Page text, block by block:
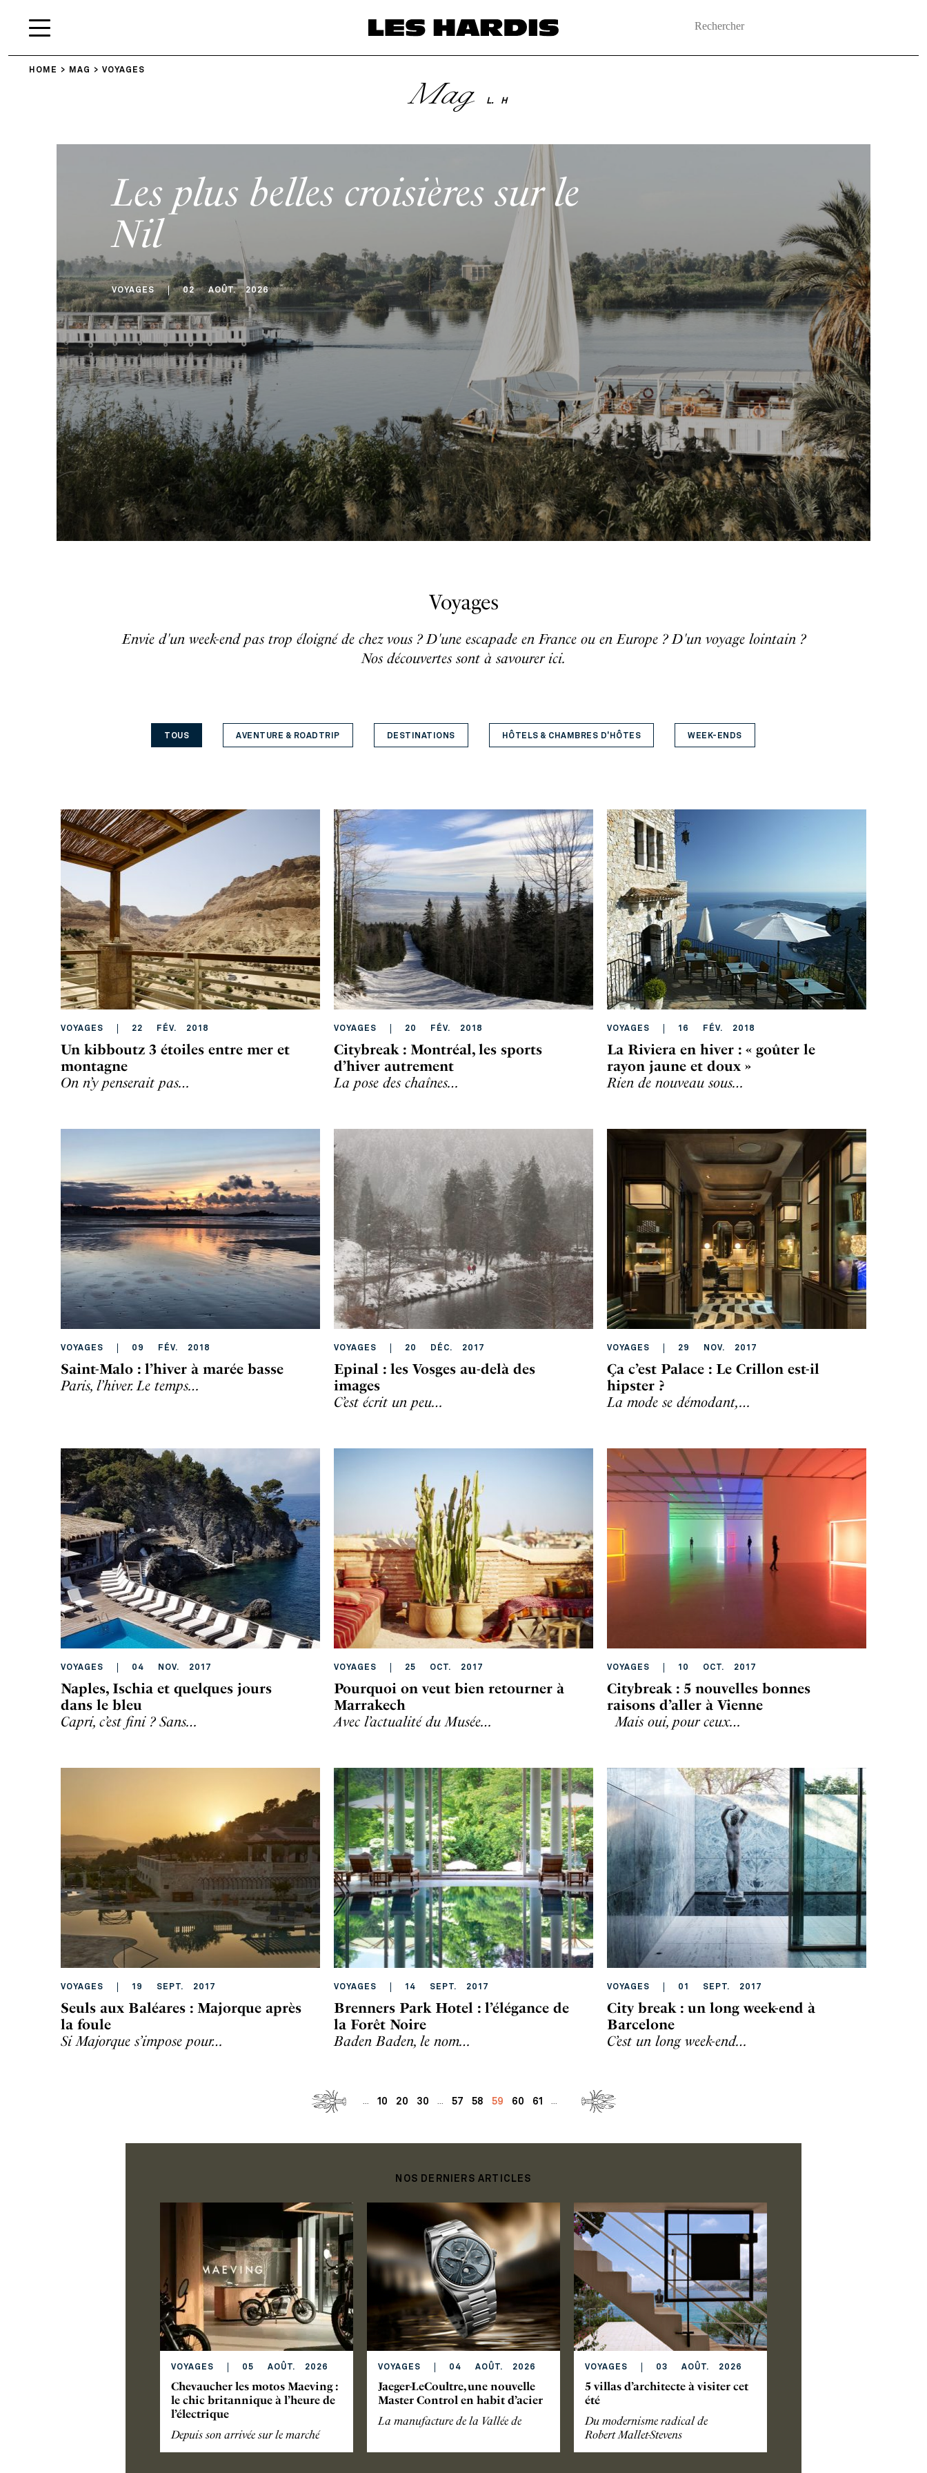
HOME MAG VOYAGES
Mag L. H
Les plus belles croisières sur le
Nil
VOYAGES 02 AOÛT. 2026
Voyages
Envie d'un week-end pas trop éloigné de chez vous ? D'une escapade en France ou en Europe ? D'un voyage lointain ?
Nos découvertes sont à savourer ici.
TOUS AVENTURE & ROADTRIP DESTINATIONS HÔTELS & CHAMBRES D'HÔTES WEEK-ENDS
VOYAGES 22 FÉV. 2018
Un kibboutz 3 étoiles entre mer et
montagne
On n’y penserait pas…
VOYAGES 20 FÉV. 2018
Citybreak : Montréal, les sports
d’hiver autrement
La pose des chaînes…
VOYAGES 16 FÉV. 2018
La Riviera en hiver : « goûter le
rayon jaune et doux »
Rien de nouveau sous…
VOYAGES 09 FÉV. 2018
Saint-Malo : l’hiver à marée basse
Paris, l’hiver. Le temps…
VOYAGES 20 DÉC. 2017
Epinal : les Vosges au-delà des
images
C’est écrit un peu…
VOYAGES 29 NOV. 2017
Ça c’est Palace : Le Crillon est-il
hipster ?
La mode se démodant,…
VOYAGES 04 NOV. 2017
Naples, Ischia et quelques jours
dans le bleu
Capri, c’est fini ? Sans…
VOYAGES 25 OCT. 2017
Pourquoi on veut bien retourner à
Marrakech
Avec l’actualité du Musée…
VOYAGES 10 OCT. 2017
Citybreak : 5 nouvelles bonnes
raisons d’aller à Vienne
Mais oui, pour ceux…
VOYAGES 19 SEPT. 2017
Seuls aux Baléares : Majorque après
la foule
Si Majorque s’impose pour…
VOYAGES 14 SEPT. 2017
Brenners Park Hotel : l’élégance de
la Forêt Noire
Baden Baden, le nom…
VOYAGES 01 SEPT. 2017
City break : un long week-end à
Barcelone
C’est un long week-end…
10 20 30 57 58 59 60 61
NOS DERNIERS ARTICLES
VOYAGES 05 AOÛT. 2026
Chevaucher les motos Maeving :
le chic britannique à l’heure de
l’électrique
Depuis son arrivée sur le marché
VOYAGES 04 AOÛT. 2026
Jaeger-LeCoultre, une nouvelle
Master Control en habit d’acier
La manufacture de la Vallée de
VOYAGES 03 AOÛT. 2026
5 villas d’architecte à visiter cet
été
Du modernisme radical de
Robert Mallet-Stevens